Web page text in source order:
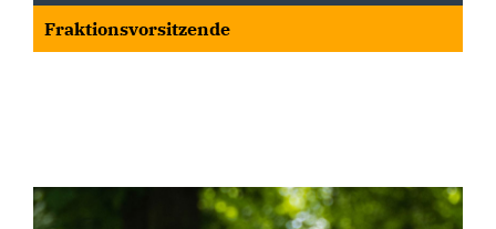
Fraktionsvorsitzende